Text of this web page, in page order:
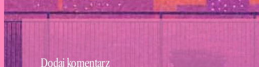
Dodaj komentarz